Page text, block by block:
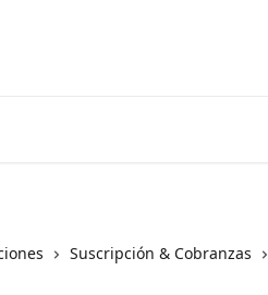
Suscripción & Cobranzas